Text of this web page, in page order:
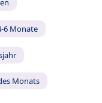
6 Monate
Monats